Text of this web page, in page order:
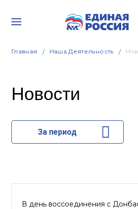
Главная Наша Деятельность
Новости
За период
В день воссоединения с